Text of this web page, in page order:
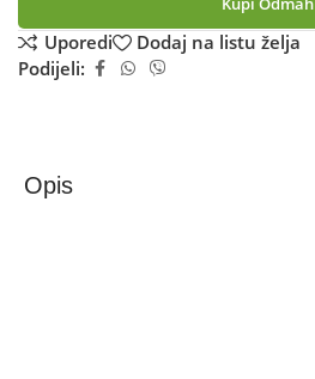
Uporedi
Dodaj na listu želja
Podijeli:
Opis